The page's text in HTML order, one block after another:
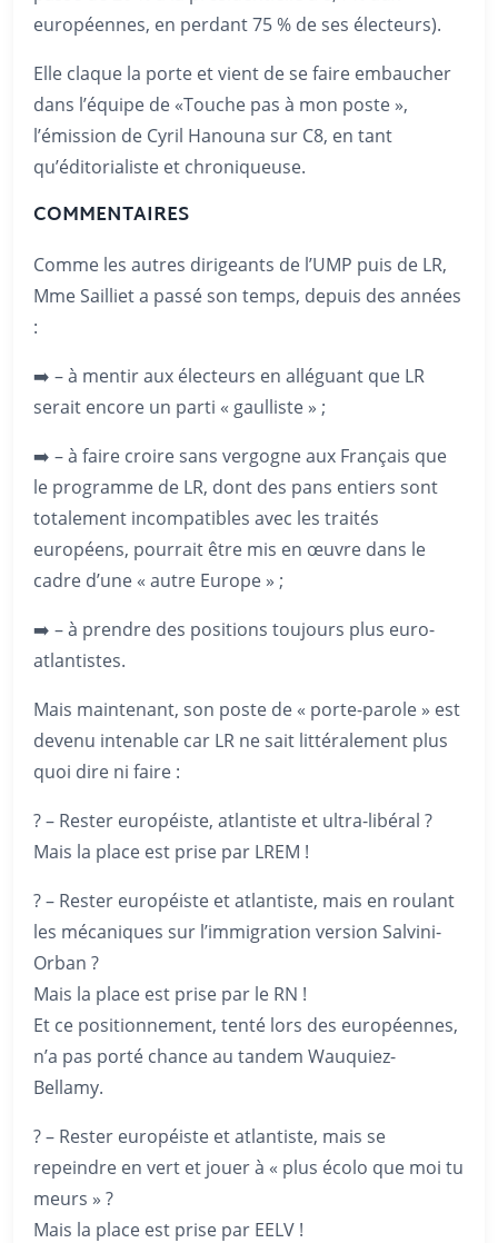
européennes, en perdant 75 % de ses électeurs).
Elle claque la porte et vient de se faire embaucher
dans l’équipe de «Touche pas à mon poste »,
l’émission de Cyril Hanouna sur C8, en tant
qu’éditorialiste et chroniqueuse.
COMMENTAIRES
Comme les autres dirigeants de l’UMP puis de LR,
Mme Sailliet a passé son temps, depuis des années
:
➡️ – à mentir aux électeurs en alléguant que LR
serait encore un parti « gaulliste » ;
➡️ – à faire croire sans vergogne aux Français que
le programme de LR, dont des pans entiers sont
totalement incompatibles avec les traités
européens, pourrait être mis en œuvre dans le
cadre d’une « autre Europe » ;
➡️ – à prendre des positions toujours plus euro-
atlantistes.
Mais maintenant, son poste de « porte-parole » est
devenu intenable car LR ne sait littéralement plus
quoi dire ni faire :
? – Rester européiste, atlantiste et ultra-libéral ?
Mais la place est prise par LREM !
? – Rester européiste et atlantiste, mais en roulant
les mécaniques sur l’immigration version Salvini-
Orban ?
Mais la place est prise par le RN !
Et ce positionnement, tenté lors des européennes,
n’a pas porté chance au tandem Wauquiez-
Bellamy.
? – Rester européiste et atlantiste, mais se
repeindre en vert et jouer à « plus écolo que moi tu
meurs » ?
Mais la place est prise par EELV !